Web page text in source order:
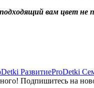
вам цвет не
РазвитиеProDetki
Подпишитесь на